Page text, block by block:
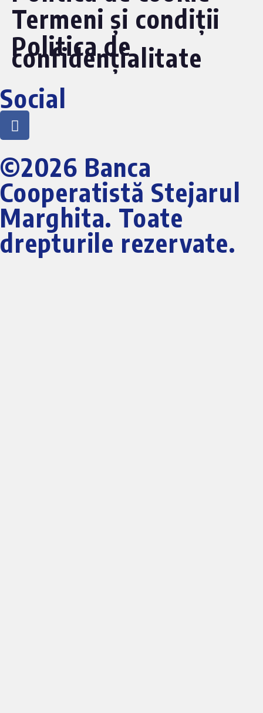
Termeni și condiții
Politica de
confidențialitate
Social
©2026 Banca
Cooperatistă Stejarul
Marghita. Toate
drepturile rezervate.